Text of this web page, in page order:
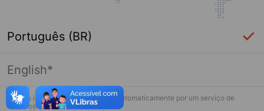
Página indisponível
Desculpe, algo deu errado. Faça login
Português (BR)
English*
* Esses idiomas serão traduzidos automaticamente por um serviço de
terceiros.